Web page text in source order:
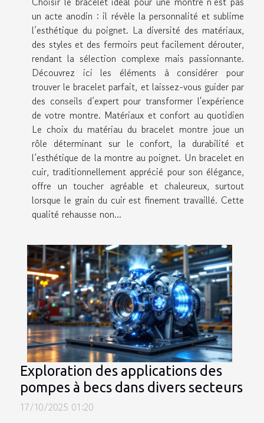
un acte anodin : il révèle la personnalité et sublime
l’esthétique du poignet. La diversité des matériaux,
des styles et des fermoirs peut facilement dérouter,
rendant la sélection complexe mais passionnante.
Découvrez ici les éléments à considérer pour
trouver le bracelet parfait, et laissez-vous guider par
des conseils d’expert pour transformer l'expérience
de votre montre. Matériaux et confort au quotidien
Le choix du matériau du bracelet montre joue un
rôle déterminant sur le confort, la durabilité et
l’esthétique de la montre au poignet. Un bracelet en
cuir, traditionnellement apprécié pour son élégance,
offre un toucher agréable et chaleureux, surtout
lorsque le grain du cuir est finement travaillé. Cette
qualité rehausse non...
Exploration des applications des
pompes à becs dans divers secteurs
17/10/2025 01:20